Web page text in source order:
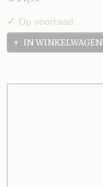
✓ Op voorraad
IN WINKELWAGEN